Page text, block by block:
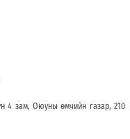
4 зам, Оюуны өмчийн газар, 210